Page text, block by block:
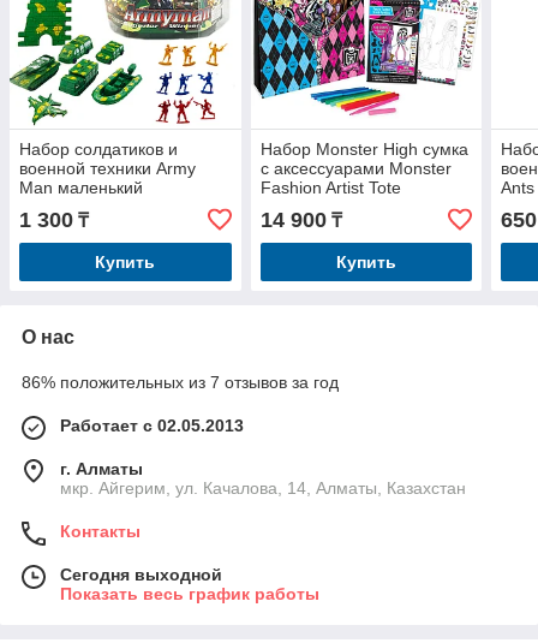
Набор солдатиков и
военной техники Army
Man маленький
1 300 ₸
Купить
Набор Monster High сумка
с аксессуарами Monster
Fashion Artist Tote
14 900₸
Купить
Ants
650
О нас
86% положительных из 7 отзывов за год
Работает с 02.05.2013
г. Алматы
мкр. Айгерим, ул. Качалова, 14, Алматы, Казахстан
Контакты
Сегодня выходной
Показать весь график работы